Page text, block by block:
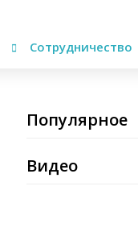
Сотрудничество
Популярное
Видео